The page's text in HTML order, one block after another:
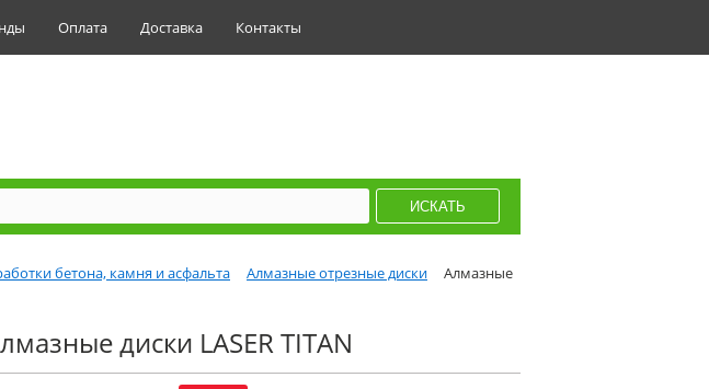
Оплата Доставка Контакты
бетона, камня и асфальта Алмазные отрезные диски
Алмазные
диски LASER TITAN